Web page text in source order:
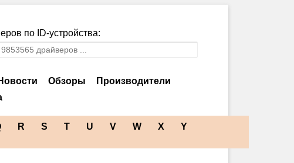
по ID-устройства:
Обзоры
Производители
R S T U V W X
Y